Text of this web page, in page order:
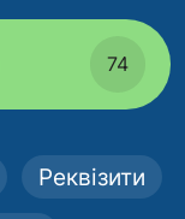
74
Реквізити